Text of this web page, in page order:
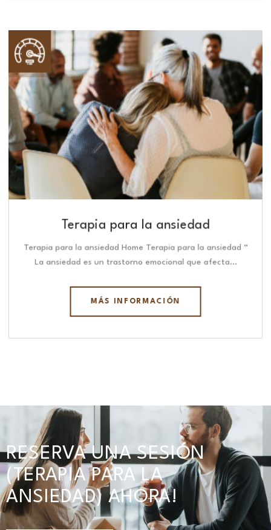
Terapia para la ansiedad
Terapia para la ansiedad Home Terapia para la ansiedad “
La ansiedad es un trastorno emocional que afecta…
MÁS INFORMACIÓN
RESERVA UNA SESIÓN
(TERAPIA PARA LA
ANSIEDAD) AHORA!